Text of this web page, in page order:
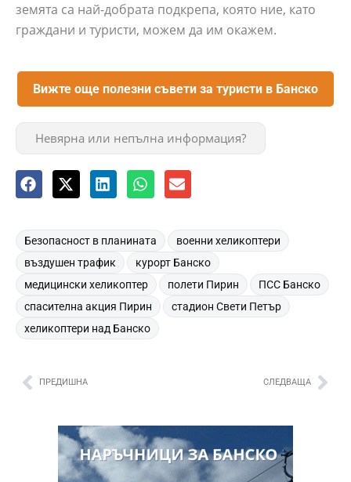
земята са най-добрата подкрепа, която ние, като
граждани и туристи, можем да им окажем.
Вижте още полезни съвети за туристи в Банско
Невярна или непълна информация?
Безопасност в планината военни хеликоптери
въздушен трафик курорт Банско
медицински хеликоптер полети Пирин ПСС Банско
спасителна акция Пирин стадион Свети Петър
хеликоптери над Банско
ПРЕДИШНА СЛЕДВАЩА